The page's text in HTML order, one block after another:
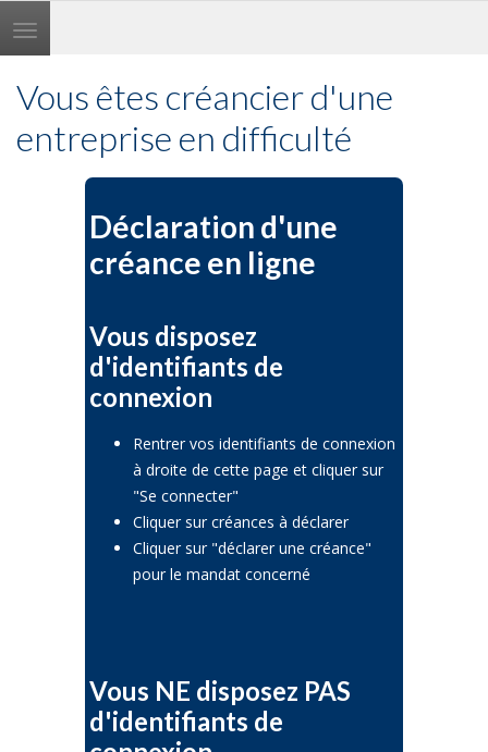
Toggle
navigation
Vous êtes créancier d'une
entreprise en difficulté
Déclaration d'une
créance en ligne
Vous disposez
d'identifiants de
connexion
Rentrer vos identifiants de connexion
à droite de cette page et cliquer sur
"Se connecter"
Cliquer sur créances à déclarer
Cliquer sur "déclarer une créance"
pour le mandat concerné
Vous NE disposez PAS
d'identifiants de